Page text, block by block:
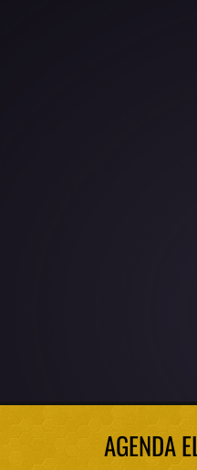
AGENDA